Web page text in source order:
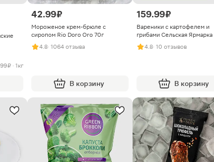
₽ · 1кг
42.99 ₽
Мороженое крем-брюле с
сиропом Rio Doro Oro 70г
4.8· 1064 отзыва
В корзину
159.99 ₽
Вареники с картофелем и
грибами Сельская Ярмарка
4.8· 10 отзывов
В корзину